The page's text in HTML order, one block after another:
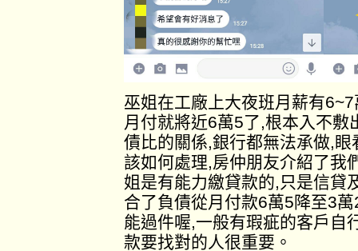
巫姐在工廠上大夜班月薪有
月付就將近6萬5了,根本入不
債比的關係,銀行都無法承做,
該如何處理,房仲朋友介紹了我
姐是有能力繳貸款的,只是信貸
合了負債從月付款6萬5降至3
能過件喔,一般有瑕疵的客戶自
款要找對的人很重要。